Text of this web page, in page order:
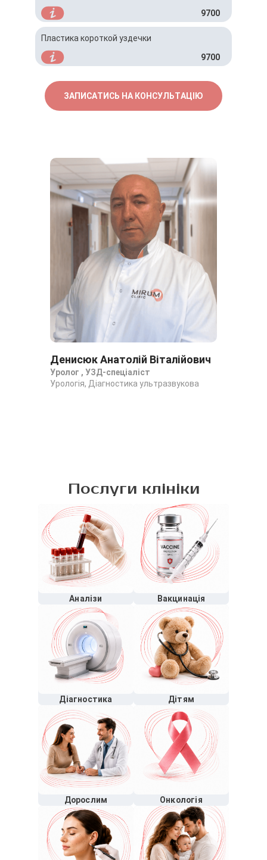
9700
Пластика короткой уздечки
9700
ЗАПИСАТИСЬ НА КОНСУЛЬТАЦІЮ
Денисюк Анатолій Віталійович
Уролог , УЗД-спеціаліст
Урологія, Діагностика ультразвукова
Послуги клініки
Аналізи Вакцинація
Діагностика Дітям
Дорослим Онкологія